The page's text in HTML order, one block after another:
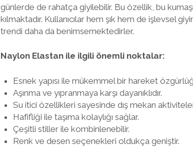
günlerde de rahatça giyilebilir. Bu özellik, bu
kılmaktadır. Kullanıcılar hem şık hem de işlevsel
trendi daha da benimsemektedirler.
Naylon Elastan ile ilgili önemli noktalar:
Esnek yapısı ile mükemmel bir hareket
Aşınma ve yıpranmaya karşı dayanıklıdır.
Su itici özellikleri sayesinde dış mekan
Hafifliği ile taşıma kolaylığı sağlar.
Çeşitli stiller ile kombinlenebilir.
Renk ve desen seçenekleri oldukça geniştir.